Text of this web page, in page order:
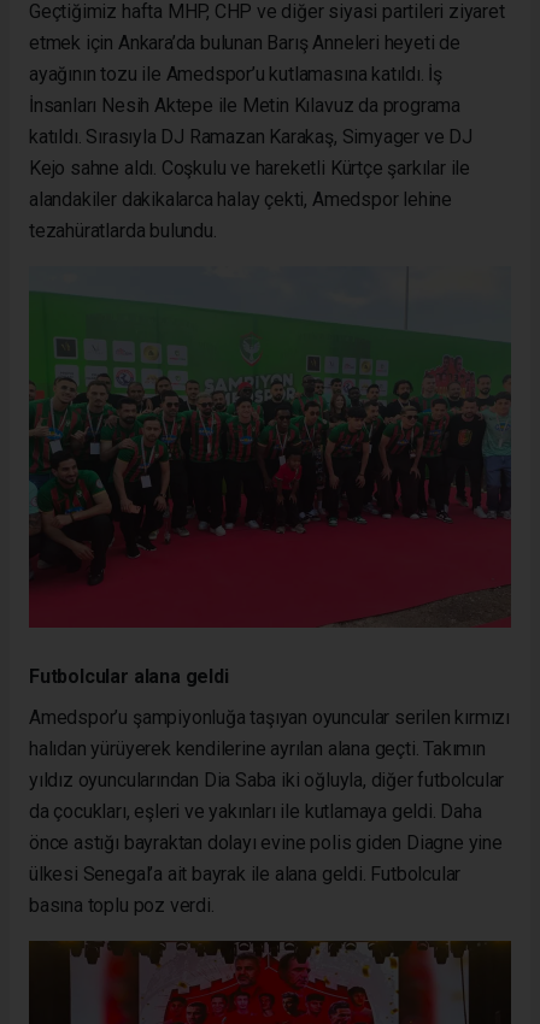
Geçtiğimiz hafta MHP, CHP ve diğer siyasi partileri ziyaret
etmek için Ankara’da bulunan Barış Anneleri heyeti de
ayağının tozu ile Amedspor’u kutlamasına katıldı. İş
İnsanları Nesih Aktepe ile Metin Kılavuz da programa
katıldı. Sırasıyla DJ Ramazan Karakaş, Simyager ve DJ
Kejo sahne aldı. Coşkulu ve hareketli Kürtçe şarkılar ile
alandakiler dakikalarca halay çekti, Amedspor lehine
tezahüratlarda bulundu.
Futbolcular alana geldi
Amedspor’u şampiyonluğa taşıyan oyuncular serilen kırmızı
halıdan yürüyerek kendilerine ayrılan alana geçti. Takımın
yıldız oyuncularından Dia Saba iki oğluyla, diğer futbolcular
da çocukları, eşleri ve yakınları ile kutlamaya geldi. Daha
önce astığı bayraktan dolayı evine polis giden Diagne yine
ülkesi Senegal’a ait bayrak ile alana geldi. Futbolcular
basına toplu poz verdi.